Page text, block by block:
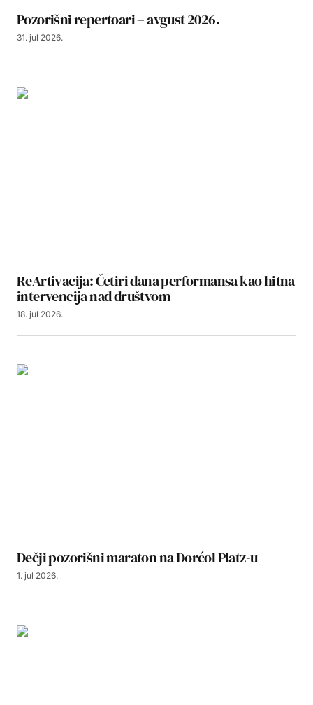
Pozorišni repertoari – avgust 2026.
31. jul 2026.
ReArtivacija: Četiri dana performansa kao hitna
intervencija nad društvom
18. jul 2026.
Dečji pozorišni maraton na Dorćol Platz-u
1. jul 2026.